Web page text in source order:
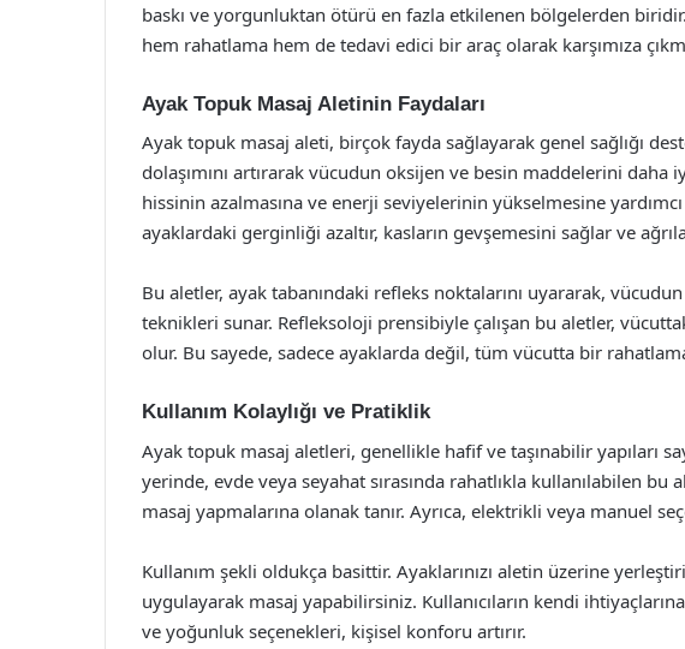
baskı ve yorgunluktan ötürü en fazla etkilenen bölgelerden
hem rahatlama hem de tedavi edici bir araç olarak karşımıza
Ayak Topuk Masaj Aletinin Faydaları
Ayak topuk masaj aleti, birçok fayda sağlayarak genel sağlığı
dolaşımını artırarak vücudun oksijen ve besin maddelerini daha
hissinin azalmasına ve enerji seviyelerinin yükselmesine
ayaklardaki gerginliği azaltır, kasların gevşemesini sağlar ve
Bu aletler, ayak tabanındaki refleks noktalarını uyararak,
teknikleri sunar. Refleksoloji prensibiyle çalışan bu aletler,
olur. Bu sayede, sadece ayaklarda değil, tüm vücutta bir
Kullanım Kolaylığı ve Pratiklik
Ayak topuk masaj aletleri, genellikle hafif ve taşınabilir yapıları
yerinde, evde veya seyahat sırasında rahatlıkla kullanılabilen bu
masaj yapmalarına olanak tanır. Ayrıca, elektrikli veya manuel
Kullanım şekli oldukça basittir. Ayaklarınızı aletin üzerine
uygulayarak masaj yapabilirsiniz. Kullanıcıların kendi
ve yoğunluk seçenekleri, kişisel konforu artırır.